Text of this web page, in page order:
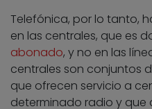
Telefónica, por lo tanto,
en las centrales, que es
abonado, y no en las
centrales son conjuntos
que ofrecen servicio a
determinado radio y que